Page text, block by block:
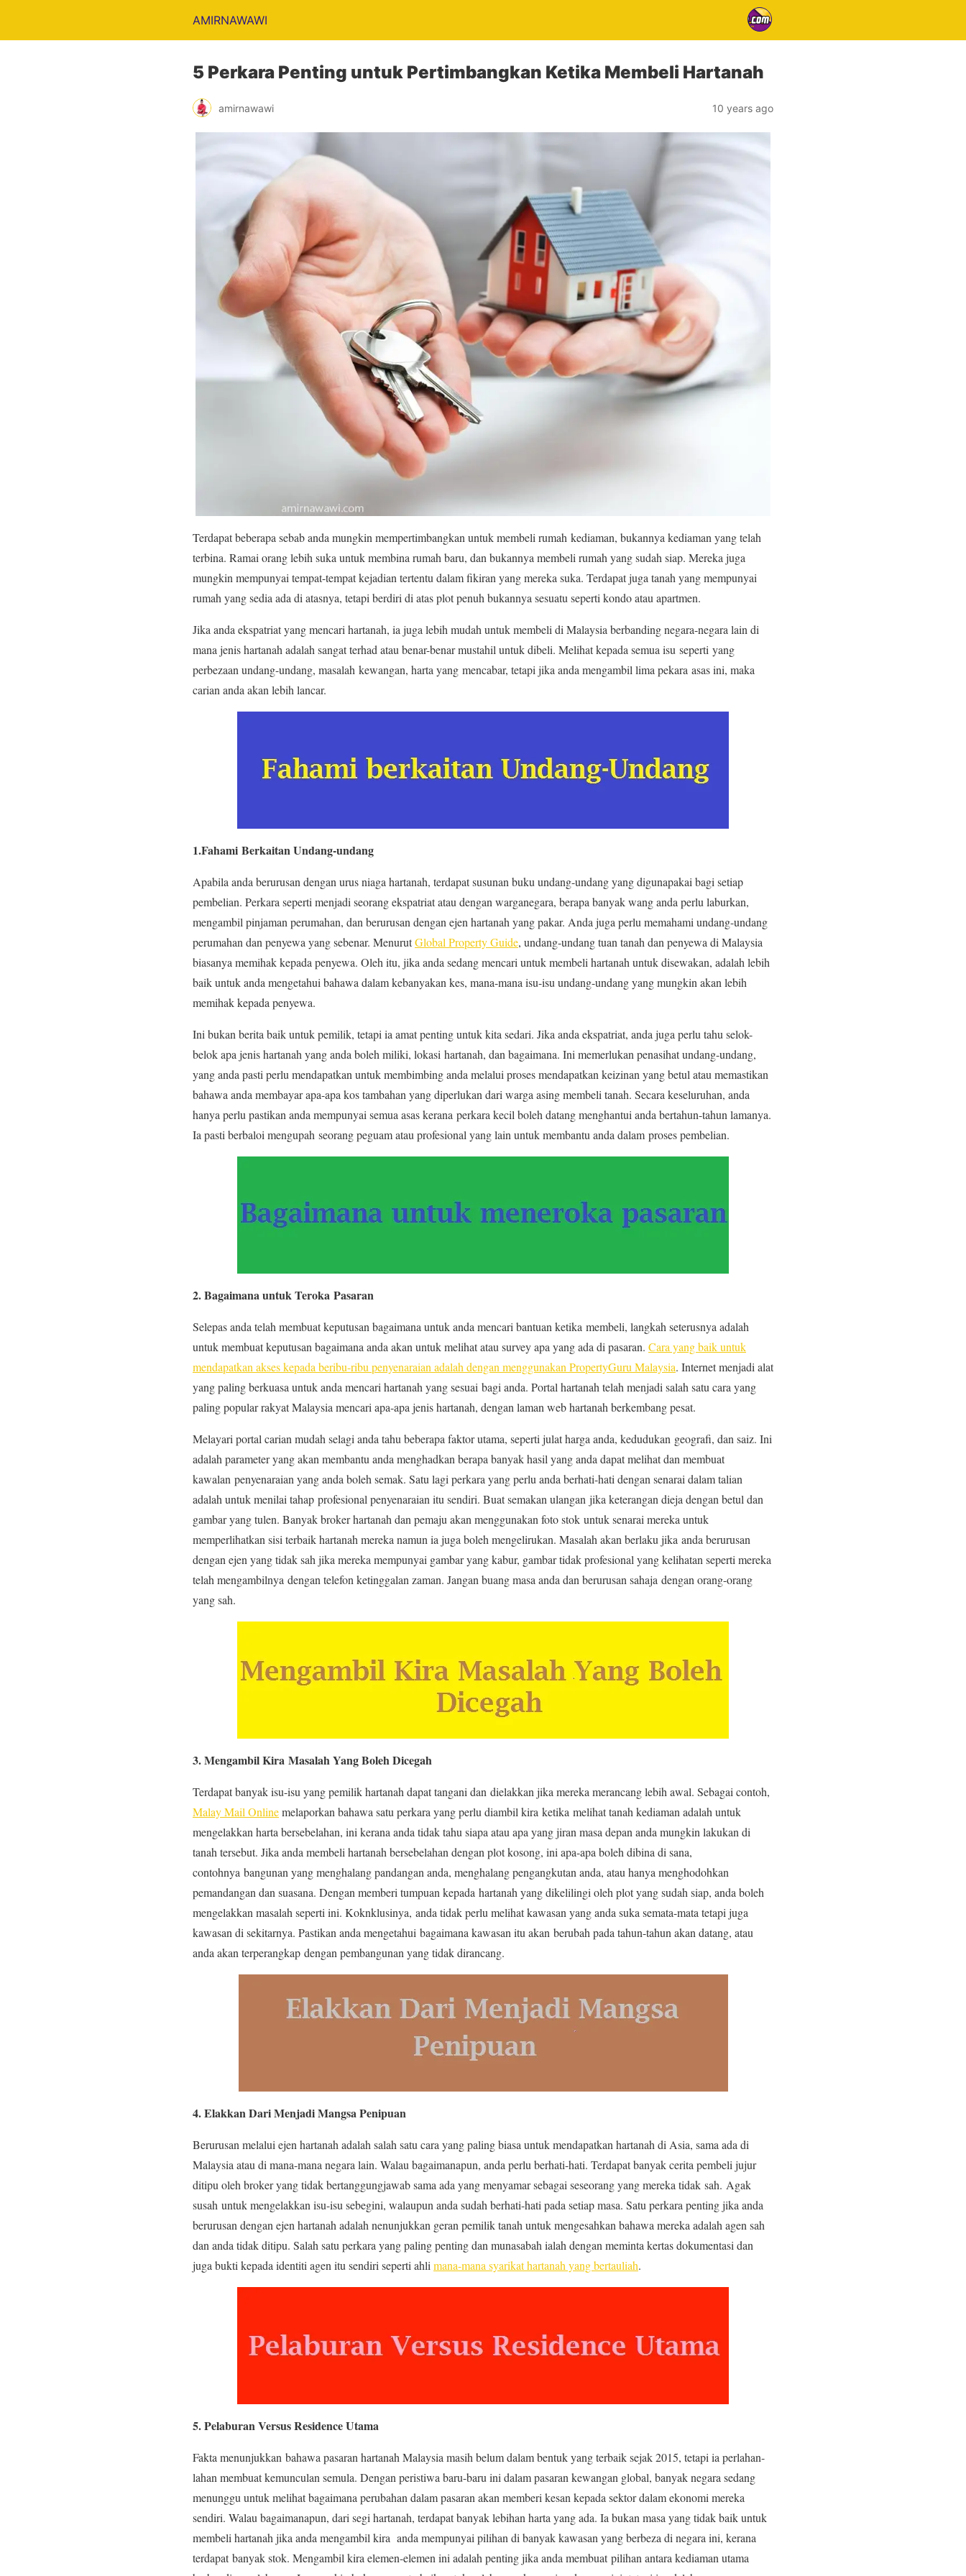
AMIRNAWAWI
5 Perkara Penting untuk Pertimbangkan Ketika Membeli Hartanah
amirnawawi 10 years ago
Terdapat beberapa sebab anda mungkin mempertimbangkan untuk membeli rumah kediaman, bukannya kediaman yang telah
terbina. Ramai orang lebih suka untuk membina rumah baru, dan bukannya membeli rumah yang sudah siap. Mereka juga
mungkin mempunyai tempat-tempat kejadian tertentu dalam fikiran yang mereka suka. Terdapat juga tanah yang mempunyai
rumah yang sedia ada di atasnya, tetapi berdiri di atas plot penuh bukannya sesuatu seperti kondo atau apartmen.
Jika anda ekspatriat yang mencari hartanah, ia juga lebih mudah untuk membeli di Malaysia berbanding negara-negara lain di
mana jenis hartanah adalah sangat terhad atau benar-benar mustahil untuk dibeli. Melihat kepada semua isu seperti yang
perbezaan undang-undang, masalah kewangan, harta yang mencabar, tetapi jika anda mengambil lima pekara asas ini, maka
carian anda akan lebih lancar.
1.Fahami Berkaitan Undang-undang
Apabila anda berurusan dengan urus niaga hartanah, terdapat susunan buku undang-undang yang digunapakai bagi setiap
pembelian. Perkara seperti menjadi seorang ekspatriat atau dengan warganegara, berapa banyak wang anda perlu laburkan,
mengambil pinjaman perumahan, dan berurusan dengan ejen hartanah yang pakar. Anda juga perlu memahami undang-undang
perumahan dan penyewa yang sebenar. MenurutGlobal Property Guide, undang-undang tuan tanah dan penyewa di Malaysia
biasanya memihak kepada penyewa. Oleh itu, jika anda sedang mencari untuk membeli hartanah untuk disewakan, adalah lebih
baik untuk anda mengetahui bahawa dalam kebanyakan kes, mana-mana isu-isu undang-undang yang mungkin akan lebih
memihak kepada penyewa.
Ini bukan berita baik untuk pemilik, tetapi ia amat penting untuk kita sedari. Jika anda ekspatriat, anda juga perlu tahu selok-
belok apa jenis hartanah yang anda boleh miliki, lokasi hartanah, dan bagaimana. Ini memerlukan penasihat undang-undang,
yang anda pasti perlu mendapatkan untuk membimbing anda melalui proses mendapatkan keizinan yang betul atau memastikan
bahawa anda membayar apa-apa kos tambahan yang diperlukan dari warga asing membeli tanah. Secara keseluruhan, anda
hanya perlu pastikan anda mempunyai semua asas kerana perkara kecil boleh datang menghantui anda bertahun-tahun lamanya.
Ia pasti berbaloi mengupah seorang peguam atau profesional yang lain untuk membantu anda dalam proses pembelian.
2. Bagaimana untuk Teroka Pasaran
Selepas anda telah membuat keputusan bagaimana untuk anda mencari bantuan ketika membeli, langkah seterusnya adalah
untuk membuat keputusan bagaimana anda akan untuk melihat atau survey apa yang ada di pasaran. Cara yang baik untuk
mendapatkan akses kepada beribu-ribu penyenaraian adalah dengan menggunakan PropertyGuru Malaysia. Internet menjadi alat
yang paling berkuasa untuk anda mencari hartanah yang sesuai bagi anda. Portal hartanah telah menjadi salah satu cara yang
paling popular rakyat Malaysia mencari apa-apa jenis hartanah, dengan laman web hartanah berkembang pesat.
Melayari portal carian mudah selagi anda tahu beberapa faktor utama, seperti julat harga anda, kedudukan geografi, dan saiz. Ini
adalah parameter yang akan membantu anda menghadkan berapa banyak hasil yang anda dapat melihat dan membuat
kawalan penyenaraian yang anda boleh semak. Satu lagi perkara yang perlu anda berhati-hati dengan senarai dalam talian
adalah untuk menilai tahap profesional penyenaraian itu sendiri. Buat semakan ulangan jika keterangan dieja dengan betul dan
gambar yang tulen. Banyak broker hartanah dan pemaju akan menggunakan foto stok untuk senarai mereka untuk
memperlihatkan sisi terbaik hartanah mereka namun ia juga boleh mengelirukan. Masalah akan berlaku jika anda berurusan
dengan ejen yang tidak sah jika mereka mempunyai gambar yang kabur, gambar tidak profesional yang kelihatan seperti mereka
telah mengambilnya dengan telefon ketinggalan zaman. Jangan buang masa anda dan berurusan sahaja dengan orang-orang
yang sah.
3. Mengambil Kira Masalah Yang Boleh Dicegah
Terdapat banyak isu-isu yang pemilik hartanah dapat tangani dan dielakkan jika mereka merancang lebih awal. Sebagai contoh,
Malay Mail Onlinemelaporkan bahawa satu perkara yang perlu diambil kira ketika melihat tanah kediaman adalah untuk
mengelakkan harta bersebelahan, ini kerana anda tidak tahu siapa atau apa yang jiran masa depan anda mungkin lakukan di
tanah tersebut. Jika anda membeli hartanah bersebelahan dengan plot kosong, ini apa-apa boleh dibina di sana,
contohnya bangunan yang menghalang pandangan anda, menghalang pengangkutan anda, atau hanya menghodohkan
pemandangan dan suasana. Dengan memberi tumpuan kepada hartanah yang dikelilingi oleh plot yang sudah siap, anda boleh
mengelakkan masalah seperti ini. Koknklusinya, anda tidak perlu melihat kawasan yang anda suka semata-mata tetapi juga
kawasan di sekitarnya. Pastikan anda mengetahui bagaimana kawasan itu akan berubah pada tahun-tahun akan datang, atau
anda akan terperangkap dengan pembangunan yang tidak dirancang.
4. Elakkan Dari Menjadi Mangsa Penipuan
Berurusan melalui ejen hartanah adalah salah satu cara yang paling biasa untuk mendapatkan hartanah di Asia, sama ada di
Malaysia atau di mana-mana negara lain. Walau bagaimanapun, anda perlu berhati-hati. Terdapat banyak cerita pembeli jujur
ditipu oleh broker yang tidak bertanggungjawab sama ada yang menyamar sebagai seseorang yang mereka tidak sah. Agak
susah untuk mengelakkan isu-isu sebegini, walaupun anda sudah berhati-hati pada setiap masa. Satu perkara penting jika anda
berurusan dengan ejen hartanah adalah nenunjukkan geran pemilik tanah untuk mengesahkan bahawa mereka adalah agen sah
dan anda tidak ditipu. Salah satu perkara yang paling penting dan munasabah ialah dengan meminta kertas dokumentasi dan
juga bukti kepada identiti agen itu sendiri seperti ahli mana-mana syarikat hartanah yang bertauliah.
5. Pelaburan Versus Residence Utama
Fakta menunjukkan bahawa pasaran hartanah Malaysia masih belum dalam bentuk yang terbaik sejak 2015, tetapi ia perlahan-
lahan membuat kemunculan semula. Dengan peristiwa baru-baru ini dalam pasaran kewangan global, banyak negara sedang
menunggu untuk melihat bagaimana perubahan dalam pasaran akan memberi kesan kepada sektor dalam ekonomi mereka
sendiri. Walau bagaimanapun, dari segi hartanah, terdapat banyak lebihan harta yang ada. Ia bukan masa yang tidak baik untuk
membeli hartanah jika anda mengambil kira anda mempunyai pilihan di banyak kawasan yang berbeza di negara ini, kerana
terdapat banyak stok. Mengambil kira elemen-elemen ini adalah penting jika anda membuat pilihan antara kediaman utama